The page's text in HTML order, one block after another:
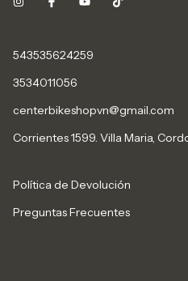
543535624259
3534011056
centerbikeshopvn@gmail.com
Corrientes 1599. Villa Maria,
Política de Devolución
Preguntas Frecuentes